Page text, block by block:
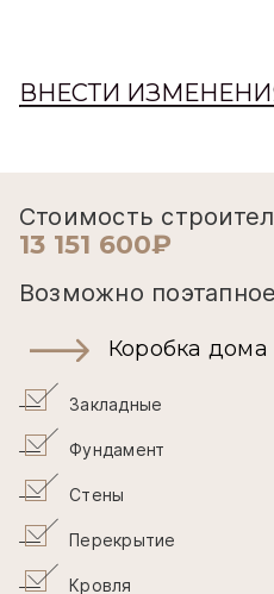
ВНЕСТИ
Стоимость
13 151 600₽
Возможно
Коробка дома
Закладные
Фундамент
Стены
Перекрытие
Кровля